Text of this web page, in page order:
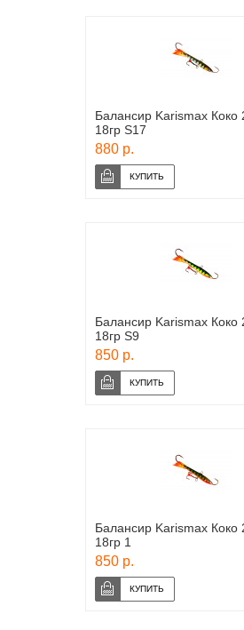
Балансир Karismax Коко
18гр S17
880 р.
Балансир Karismax Коко
18гр S9
850 р.
Балансир Karismax Коко
18гр 1
850 р.